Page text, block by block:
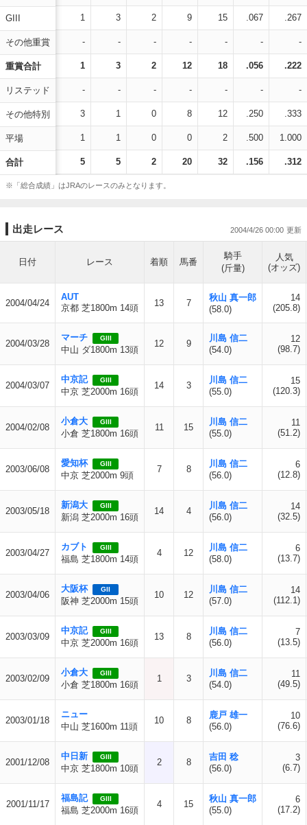
GIII
その他重賞
重賞合計
リステッド
その他特別
平場
合計
1 3 2 9 15 .067 .267
- - - - - - -
1 3 2 12 18 .056 .222
- - - - - - -
3 1 0 8 12 .250 .333
1 1 0 0 2 .500 1.000
5 5 2 20 32 .156 .312
※「総合成績」はJRAのレースのみとなります。
出走レース 2004/4/26 00:00
日付 レース 着順 馬番
騎手
(斤量)
人気
(オッズ)
2004/04/24
AUT
京都 芝1800m 14頭
13 7
秋山 真一郎
(58.0)
14
(205.8)
2004/03/28
マーチ GIII
中山 ダ1800m 13頭
12 9
川島 信二
(54.0)
12
(98.7)
2004/03/07
中京記 GIII
中京 芝2000m 16頭
14 3
川島 信二
(55.0)
15
(120.3)
2004/02/08
小倉大 GIII
小倉 芝1800m 16頭
11 15
川島 信二
(55.0)
11
(51.2)
2003/06/08
愛知杯 GIII
中京 芝2000m 9頭
7 8
川島 信二
(56.0)
6
(12.8)
2003/05/18
新潟大 GIII
新潟 芝2000m 16頭
14 4
川島 信二
(56.0)
14
(32.5)
2003/04/27
カブト GIII
福島 芝1800m 14頭
4 12
川島 信二
(58.0)
6
(13.7)
2003/04/06
大阪杯 GII
阪神 芝2000m 15頭
10 12
川島 信二
(57.0)
14
(112.1)
2003/03/09
中京記 GIII
中京 芝2000m 16頭
13 8
川島 信二
(56.0)
7
(13.5)
2003/02/09
小倉大 GIII
小倉 芝1800m 16頭
1 3
川島 信二
(54.0)
11
(49.5)
2003/01/18
ニュー
中山 芝1600m 11頭
10 8
鹿戸 雄一
(56.0)
10
(76.6)
2001/12/08
中日新 GIII
中京 芝1800m 10頭
2 8
吉田 稔
(56.0)
3
(6.7)
2001/11/17
福島記 GIII
福島 芝2000m 16頭
4 15
秋山 真一郎
(55.0)
6
(17.2)